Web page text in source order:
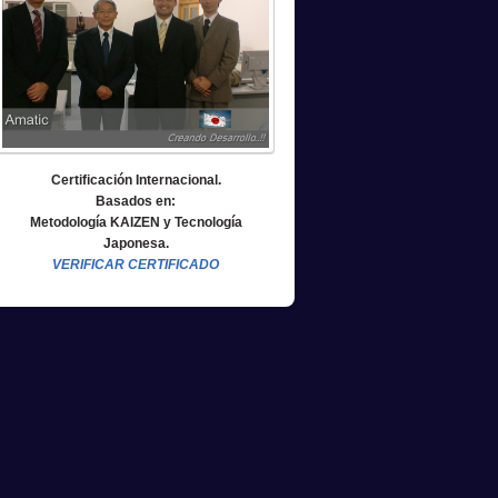
Certificación Internacional.
Basados en:
Metodología KAIZEN y Tecnología
Japonesa.
VERIFICAR CERTIFICADO